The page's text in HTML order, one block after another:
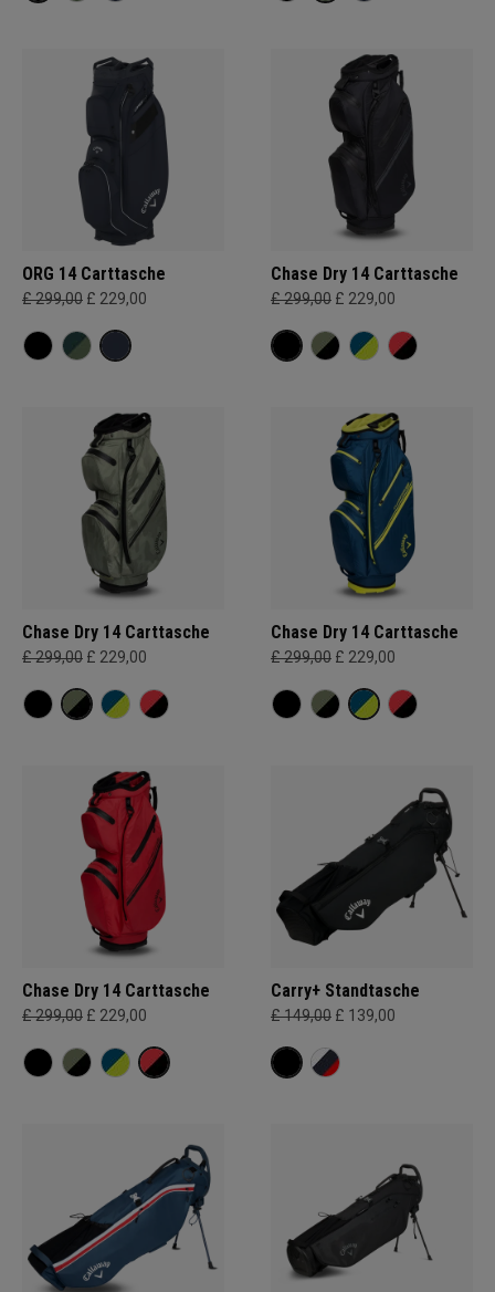
ORG 14 Carttasche
£ 299,00 £ 229,00
Chase Dry 14 Carttasche
£ 299,00 £ 229,00
Chase Dry 14 Carttasche
£ 299,00 £ 229,00
Chase Dry 14 Carttasche
£ 299,00 £ 229,00
Chase Dry 14 Carttasche
£ 299,00 £ 229,00
Carry+ Standtasche
£ 149,00 £ 139,00